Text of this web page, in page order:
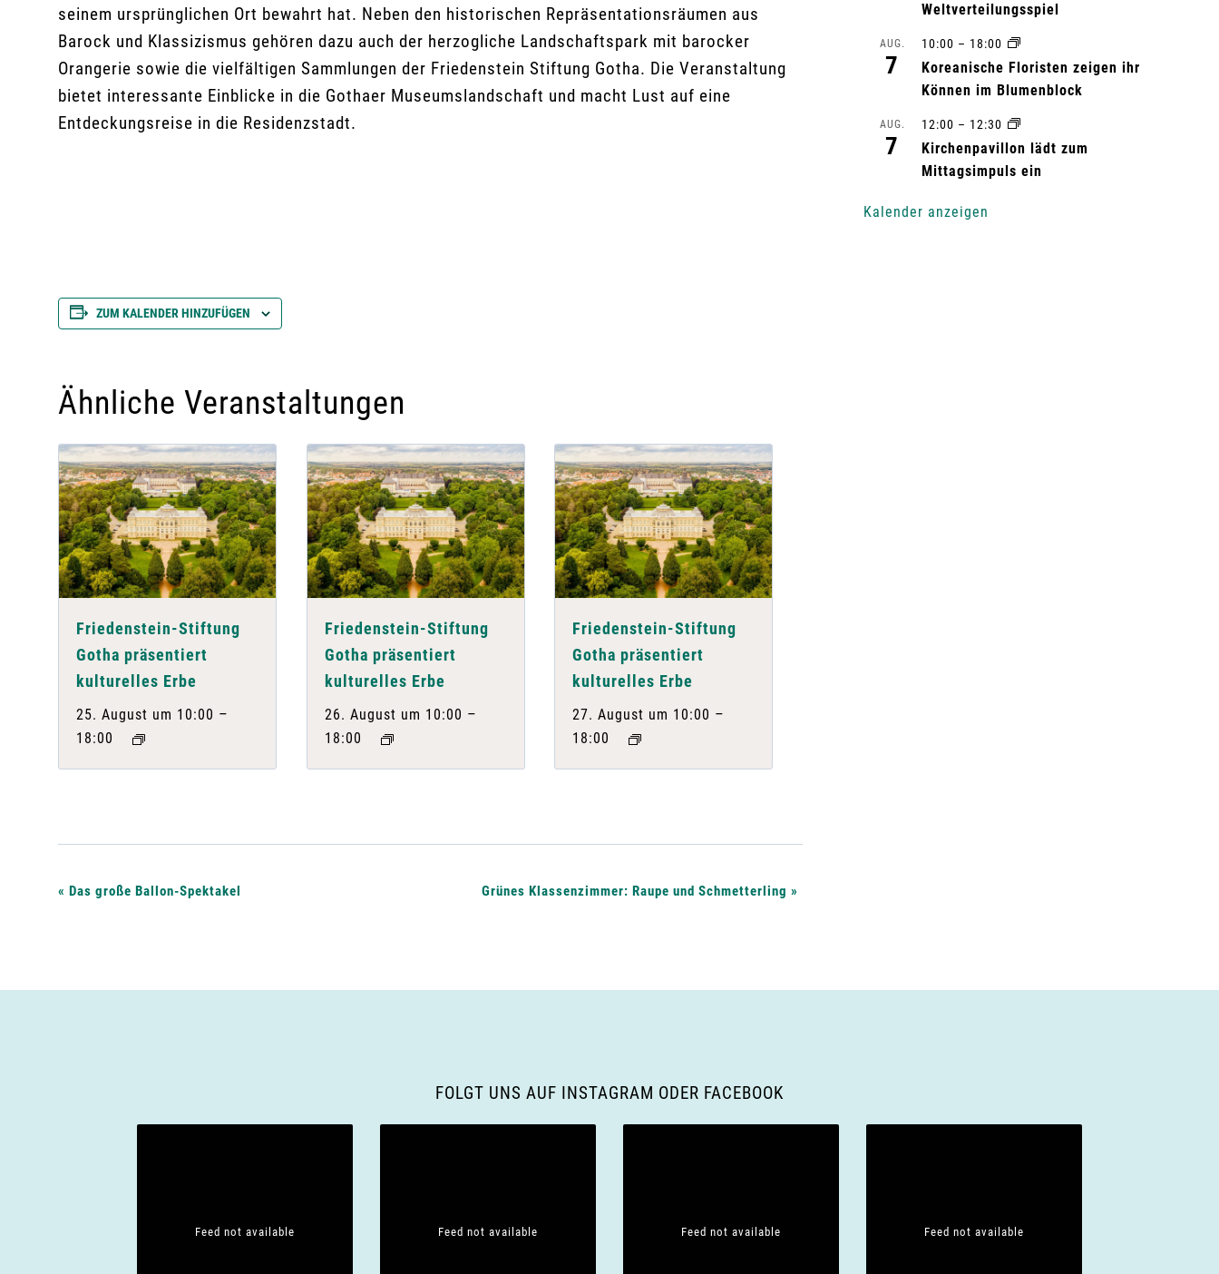
seinem ursprünglichen Ort bewahrt hat. Neben den historischen Repräsentationsräumen aus
Barock und Klassizismus gehören dazu auch der herzogliche Landschaftspark mit barocker
Orangerie sowie die vielfältigen Sammlungen der Friedenstein Stiftung Gotha. Die Veranstaltung
bietet interessante Einblicke in die Gothaer Museumslandschaft und macht Lust auf eine
Entdeckungsreise in die Residenzstadt.
ZUM KALENDER HINZUFÜGEN
Ähnliche Veranstaltungen
Friedenstein-Stiftung
Gotha präsentiert
kulturelles Erbe
25. August um 10:00 –
18:00
Friedenstein-Stiftung
Gotha präsentiert
kulturelles Erbe
26. August um 10:00 –
18:00
Friedenstein-Stiftung
Gotha präsentiert
kulturelles Erbe
27. August um 10:00 –
18:00
V
r
« Das große Ballon-Spektakel Grünes Klassenzimmer: Raupe und Schmetterling»
Weltverteilungsspiel
AUG.
7
10:00 – 18:00
Koreanische Floristen zeigen ihr
Können im Blumenblock
AUG.
7
12:00 – 12:30
Kirchenpavillon lädt zum
Mittagsimpuls ein
Kalender anzeigen
FOLGT UNS AUF INSTAGRAM ODER FACEBOOK
Feed not available Feed not available Feed not available Feed not available